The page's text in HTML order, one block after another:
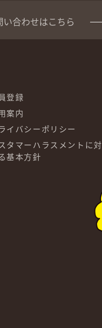
い合わせはこちら
登録
案内
イバシーポリシー
タマーハラスメントに対
基本方針